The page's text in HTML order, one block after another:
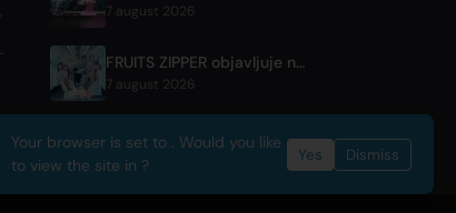
7 august 2026
FRUITS ZIPPER objavljuje novu kolaborativnu pjesmu '1,2,3,FOOOOUR'
7 august 2026
Your browser is set to . Would you like
to view the site in ?
Yes Dismiss